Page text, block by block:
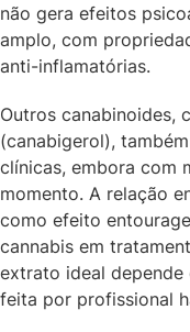
não gera efeitos
amplo, com
anti-inflamatórias.
Outros canabinoides,
(canabigerol),
clínicas, embora com
momento. A relação
como efeito
cannabis em
extrato ideal
feita por profissional